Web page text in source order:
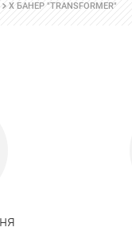
X БАНЕР "TRANSFORMER"